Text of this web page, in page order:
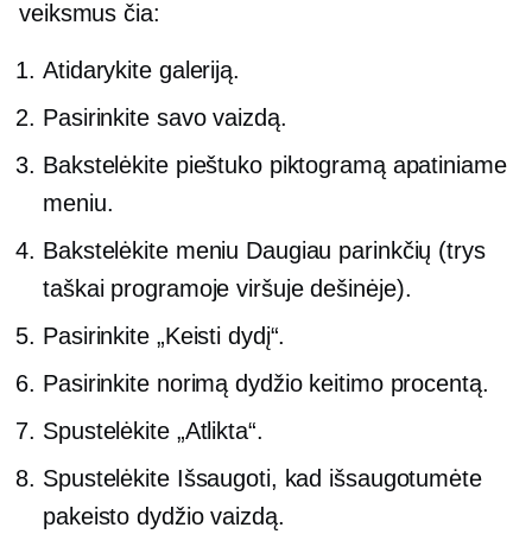
veiksmus čia:
Atidarykite galeriją.
Pasirinkite savo vaizdą.
Bakstelėkite pieštuko piktogramą apatiniame
meniu.
Bakstelėkite meniu Daugiau parinkčių (trys
taškai programojeviršuje dešinėje).
Pasirinkite „Keisti dydį“.
Pasirinkite norimą dydžio keitimo procentą.
Spustelėkite „Atlikta“.
Spustelėkite Išsaugoti, kad išsaugotumėte
pakeisto dydžio vaizdą.